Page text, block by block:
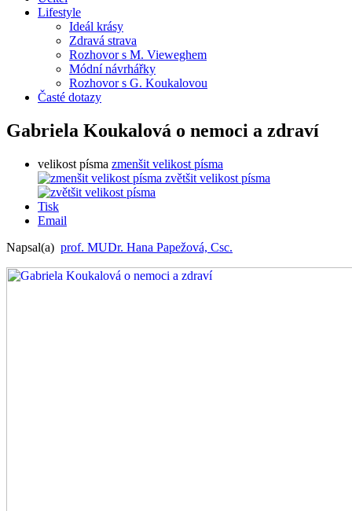
Lifestyle
Ideál krásy
Zdravá strava
Rozhovor s M. Vieweghem
Módní návrhářky
Rozhovor s G. Koukalovou
Časté dotazy
Gabriela Koukalová o nemoci a zdraví
velikost písma zmenšit velikost písma
zvětšit velikost písma
Tisk
Email
Napsal(a) prof. MUDr. Hana Papežová, Csc.